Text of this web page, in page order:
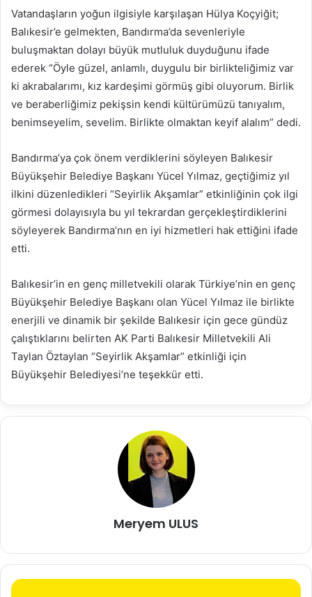
Vatandaşların yoğun ilgisiyle karşılaşan Hülya Koçyiğit;
Balıkesir’e gelmekten, Bandırma’da sevenleriyle
buluşmaktan dolayı büyük mutluluk duyduğunu ifade
ederek “Öyle güzel, anlamlı, duygulu bir birlikteliğimiz var
ki akrabalarımı, kız kardeşimi görmüş gibi oluyorum. Birlik
ve beraberliğimiz pekişsin kendi kültürümüzü tanıyalım,
benimseyelim, sevelim. Birlikte olmaktan keyif alalım” dedi.
Bandırma’ya çok önem verdiklerini söyleyen Balıkesir
Büyükşehir Belediye Başkanı Yücel Yılmaz, geçtiğimiz yıl
ilkini düzenledikleri “Seyirlik Akşamlar” etkinliğinin çok ilgi
görmesi dolayısıyla bu yıl tekrardan gerçekleştirdiklerini
söyleyerek Bandırma’nın en iyi hizmetleri hak ettiğini ifade
etti.
Balıkesir’in en genç milletvekili olarak Türkiye’nin en genç
Büyükşehir Belediye Başkanı olan Yücel Yılmaz ile birlikte
enerjili ve dinamik bir şekilde Balıkesir için gece gündüz
çalıştıklarını belirten AK Parti Balıkesir Milletvekili Ali
Taylan Öztaylan “Seyirlik Akşamlar” etkinliği için
Büyükşehir Belediyesi’ne teşekkür etti.
Meryem ULUS